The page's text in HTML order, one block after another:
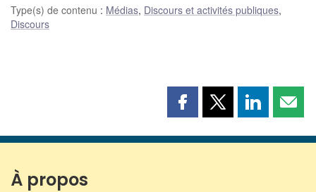
Type(s) de contenu : Médias, Discours et activités publiques,
Discours
Partager
page
Partager
page
Partager
page page
À propos